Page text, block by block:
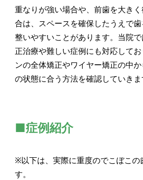
重なりが強い場合や、前歯を大き
合は、スペースを確保したうえで
整いやすいことがあります。当院
正治療や難しい症例にも対応して
ンの全体矯正やワイヤー矯正の中
の状態に合う方法を確認していきま
■症例紹介
※以下は、実際に重度のでこぼこの
す。